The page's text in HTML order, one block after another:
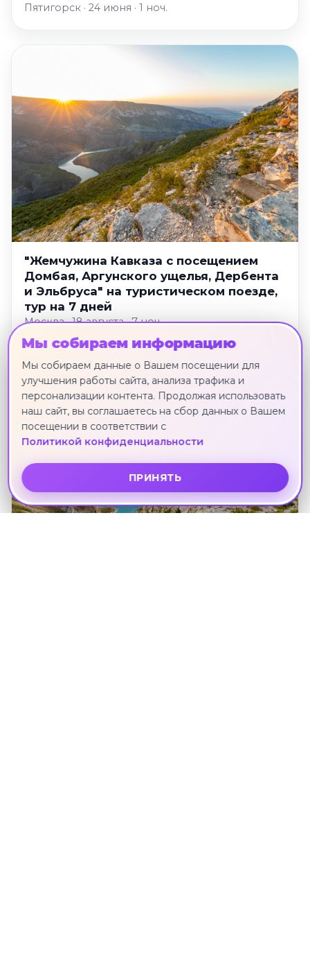
Пятигорск · 24 июня · 1 ноч.
"Жемчужина Кавказа с посещением
Домбая, Аргунского ущелья, Дербента
и Эльбруса" на туристическом поезде,
тур на 7 дней
Москва · 18 августа · 7 ноч.
Мы собираем информацию
Мы собираем данные о Вашем посещении для
улучшения работы сайта, анализа трафика и
персонализации контента. Продолжая использовать
наш сайт, вы соглашаетесь на сбор данных о Вашем
посещении в соответствии с
Политикой конфиденциальности
ПРИНЯТЬ